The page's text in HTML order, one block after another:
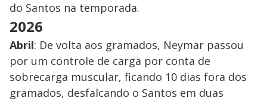
do Santos na temporada.
2026
Abril: De volta aos gramados, Neymar passou
por um controle de carga por conta de
sobrecarga muscular, ficando 10 dias fora dos
gramados, desfalcando o Santos em duas